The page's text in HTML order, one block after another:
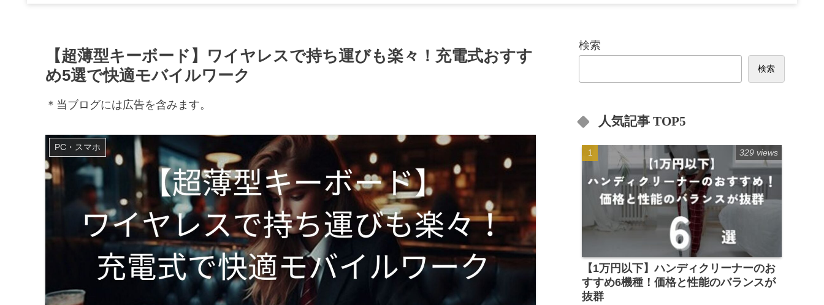
【超薄型キーボード】ワイヤレスで持ち運びも楽々！充電式おすす
め5選で快適モバイルワーク
＊当ブログには広告を含みます。
PC・スマホ
検索
検索
人気記事 TOP5
【1万円以下】ハンディクリーナーのお
すすめ6機種！価格と性能のバランスが
抜群
329 views